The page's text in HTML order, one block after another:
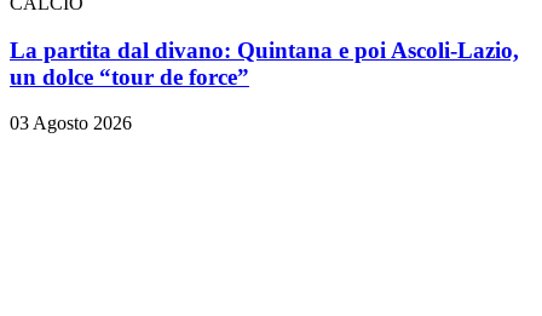
La partita dal divano: Quintana e poi Ascoli-Lazio,
un dolce “tour de force”
03 Agosto 2026